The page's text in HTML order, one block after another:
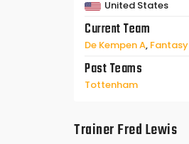
United States
Current Team
De Kempen A, Fantasy
Past Teams
Tottenham
TrainerFred Lewis